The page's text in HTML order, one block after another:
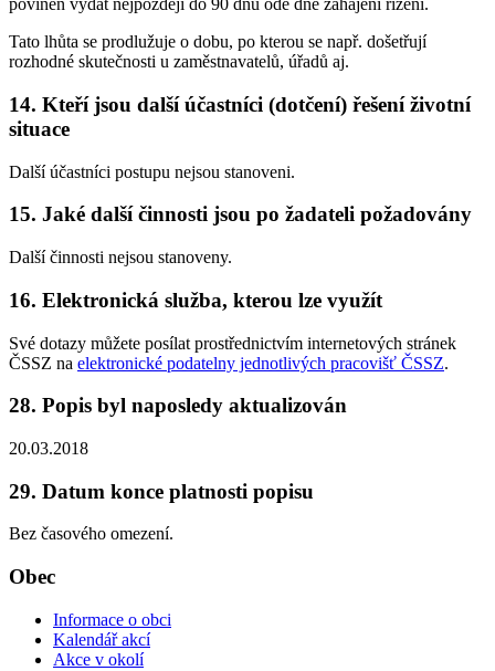
povinen vydat nejpozději do 90 dnů ode dne zahájení řízení.
Tato lhůta se prodlužuje o dobu, po kterou se např. došetřují
rozhodné skutečnosti u zaměstnavatelů, úřadů aj.
14. Kteří jsou další účastníci (dotčení) řešení životní
situace
Další účastníci postupu nejsou stanoveni.
15. Jaké další činnosti jsou po žadateli požadovány
Další činnosti nejsou stanoveny.
16. Elektronická služba, kterou lze využít
Své dotazy můžete posílat prostřednictvím internetových stránek
ČSSZ na elektronické podatelny jednotlivých pracovišť ČSSZ.
28. Popis byl naposledy aktualizován
20.03.2018
29. Datum konce platnosti popisu
Bez časového omezení.
Obec
Informace o obci
Kalendář akcí
Akce v okolí